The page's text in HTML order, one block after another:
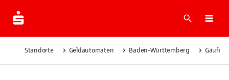
Suche
Standorte Geldautomaten Baden-Württemberg